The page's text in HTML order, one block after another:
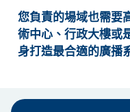
您負責的場域也需要
術中心、行政大樓或
身打造最合適的廣播